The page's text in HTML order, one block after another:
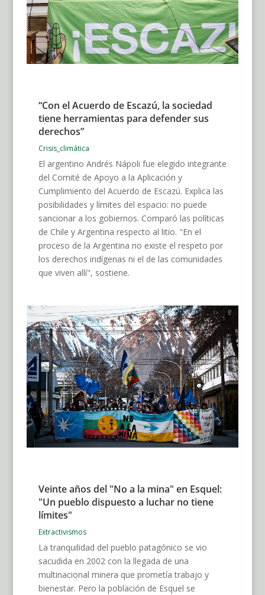
“Con el Acuerdo de Escazú, la sociedad
tiene herramientas para defender sus
derechos”
Crisis_climática
El argentino Andrés Nápoli fue elegido integrante
del Comité de Apoyo a la Aplicación y
Cumplimiento del Acuerdo de Escazú. Explica las
posibilidades y límites del espacio: no puede
sancionar a los gobiernos. Comparó las políticas
de Chile y Argentina respecto al litio. "En el
proceso de la Argentina no existe el respeto por
los derechos indígenas ni el de las comunidades
que viven allí", sostiene.
Veinte años del "No a la mina" en Esquel:
"Un pueblo dispuesto a luchar no tiene
límites"
Extractivismos
La tranquilidad del pueblo patagónico se vio
sacudida en 2002 con la llegada de una
multinacional minera que prometía trabajo y
bienestar. Pero la población de Esquel se